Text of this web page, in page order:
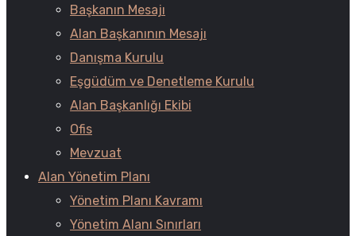
Başkanın Mesajı
Alan Başkanının Mesajı
Danışma Kurulu
Eşgüdüm ve Denetleme Kurulu
Alan Başkanlığı Ekibi
Ofis
Mevzuat
Alan Yönetim Planı
Yönetim Planı Kavramı
Yönetim Alanı Sınırları